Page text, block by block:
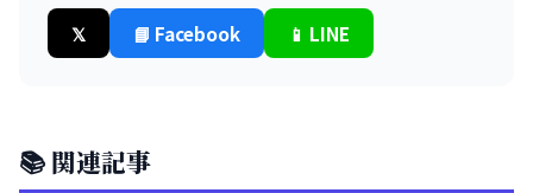
𝕏 📘 Facebook 📱 LINE
📚 関連記事